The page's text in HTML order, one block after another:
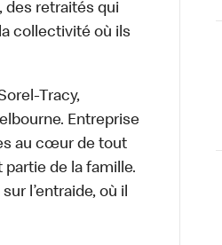
des retraités qui
collectivité où ils
Tracy,
Entreprise
au cœur de tout
de la famille.
l’entraide, où il